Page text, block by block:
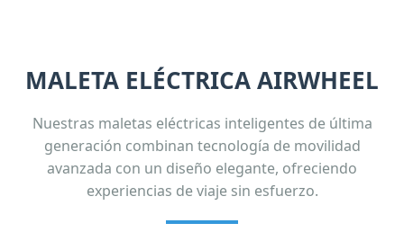
MALETA ELÉCTRICA AIRWHEEL
Nuestras maletas eléctricas inteligentes de última
generación combinan tecnología de movilidad
avanzada con un diseño elegante, ofreciendo
experiencias de viaje sin esfuerzo.